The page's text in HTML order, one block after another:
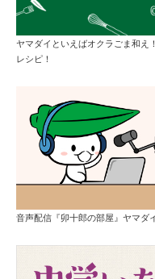
ヤマダイといえばオクラごま和え
レシピ！
音声配信『卯十郎の部屋』ヤマダ